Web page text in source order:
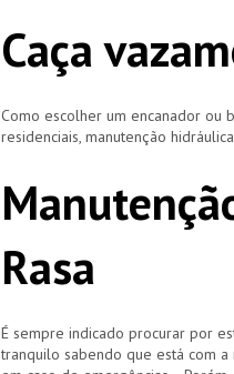
Caça
Como escolher um encanador ou
residenciais, manutenção
Rasa
É sempre indicado procurar por
tranquilo sabendo que está com